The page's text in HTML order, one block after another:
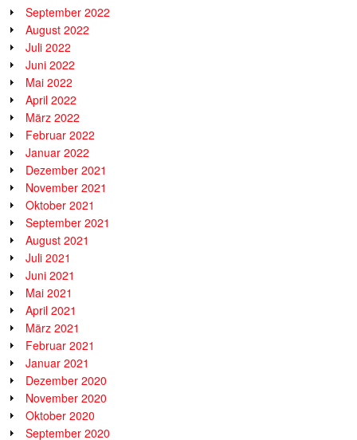
September 2022
August 2022
Juli 2022
Juni 2022
Mai 2022
April 2022
März 2022
Februar 2022
Januar 2022
Dezember 2021
November 2021
Oktober 2021
September 2021
August 2021
Juli 2021
Juni 2021
Mai 2021
April 2021
März 2021
Februar 2021
Januar 2021
Dezember 2020
November 2020
Oktober 2020
September 2020